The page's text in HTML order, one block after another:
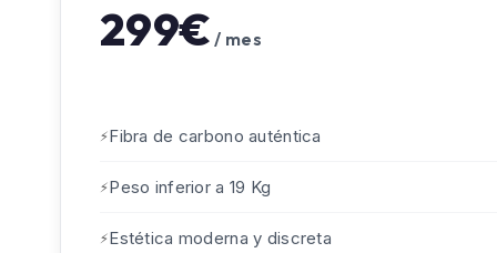
299€ / mes
Fibra de carbono auténtica
Peso inferior a 19 Kg
Estética moderna y discreta